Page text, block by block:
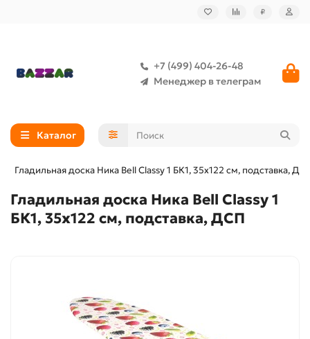
₽
+7 (499) 404-26-48
Менеджер в телеграм
Каталог
Гладильная доска Ника Bell Classy 1 БК1, 35х122 см, подставка,
Гладильная доска Ника Bell Classy 1
БК1, 35х122 см, подставка, ДСП